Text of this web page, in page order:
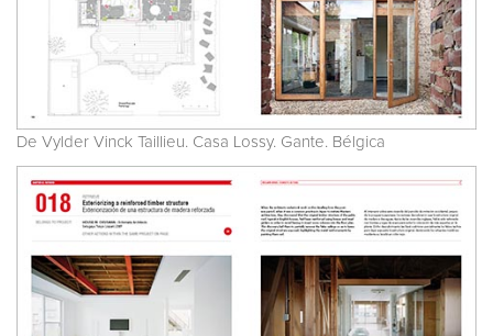
De Vylder Vinck Taillieu. Casa Lossy. Gante. Bélgica